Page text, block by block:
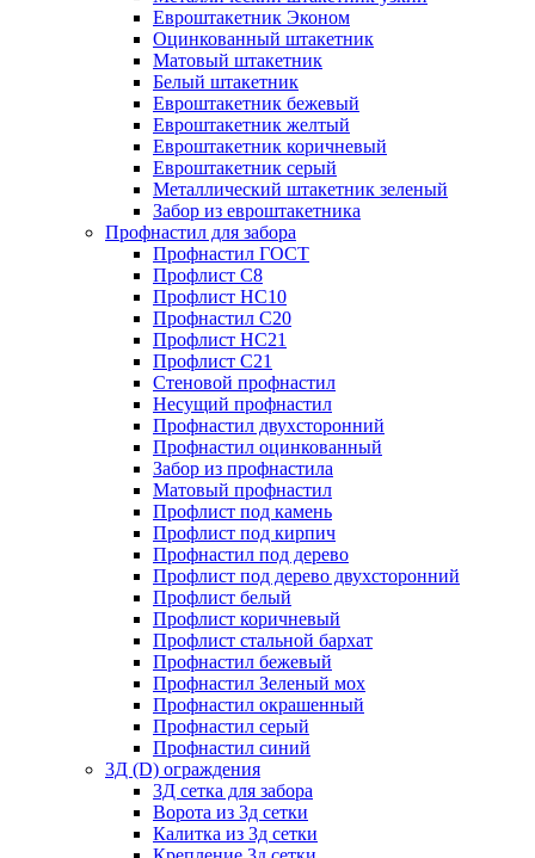
Евроштакетник Эконом
Оцинкованный штакетник
Матовый штакетник
Белый штакетник
Евроштакетник бежевый
Евроштакетник желтый
Евроштакетник коричневый
Евроштакетник серый
Металлический штакетник зеленый
Забор из евроштакетника
Профнастил для забора
Профнастил ГОСТ
Профлист С8
Профлист НС10
Профнастил С20
Профлист НС21
Профлист С21
Стеновой профнастил
Несущий профнастил
Профнастил двухсторонний
Профнастил оцинкованный
Забор из профнастила
Матовый профнастил
Профлист под камень
Профлист под кирпич
Профнастил под дерево
Профлист под дерево двухсторонний
Профлист белый
Профлист коричневый
Профлист стальной бархат
Профнастил бежевый
Профнастил Зеленый мох
Профнастил окрашенный
Профнастил серый
Профнастил синий
3Д (D) ограждения
3Д сетка для забора
Ворота из 3д сетки
Калитка из 3д сетки